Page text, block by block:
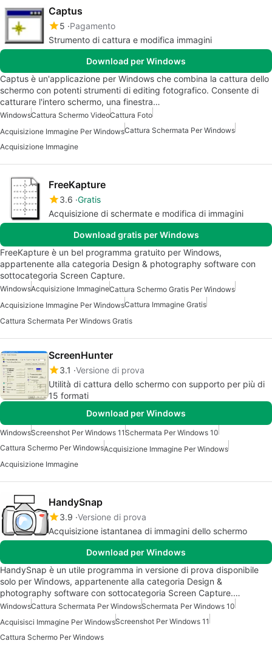
Captus
5 Pagamento
Strumento di cattura e modifica immagini
Download per Windows
Captus è un'applicazione per Windows che combina la cattura dello
schermo con potenti strumenti di editing fotografico. Consente di
catturare l'intero schermo, una finestra…
WindowsCattura Schermo VideoCattura Foto
Acquisizione Immagine Per WindowsCattura Schermata Per Windows
Acquisizione Immagine
FreeKapture
3.6 Gratis
Acquisizione di schermate e modifica di immagini
Download gratis per Windows
FreeKapture è un bel programma gratuito per Windows,
appartenente alla categoria Design & photography software con
sottocategoria Screen Capture.
WindowsAcquisizione ImmagineCattura Schermo Gratis Per Windows
Acquisizione Immagine Per WindowsCattura Immagine Gratis
Cattura Schermata Per Windows Gratis
ScreenHunter
3.1 Versione di prova
Utilità di cattura dello schermo con supporto per più di
15 formati
Download per Windows
WindowsScreenshot Per Windows 11Schermata Per Windows 10
Cattura Schermo Per WindowsAcquisizione Immagine Per Windows
Acquisizione Immagine
HandySnap
3.9 Versione di prova
Acquisizione istantanea di immagini dello schermo
Download per Windows
HandySnap è un utile programma in versione di prova disponibile
solo per Windows, appartenente alla categoria Design &
photography software con sottocategoria Screen Capture.…
WindowsCattura Schermata Per WindowsSchermata Per Windows 10
Acquisisci Immagine Per WindowsScreenshot Per Windows 11
Cattura Schermo Per Windows